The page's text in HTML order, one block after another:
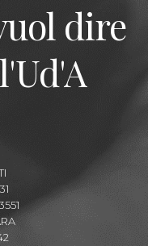
dire